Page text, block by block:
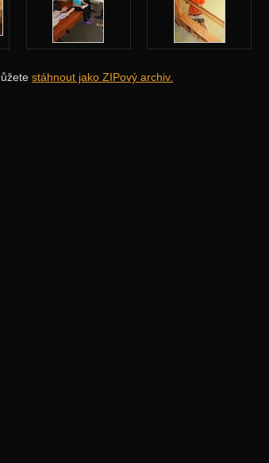
stáhnout jako ZIPový archiv.